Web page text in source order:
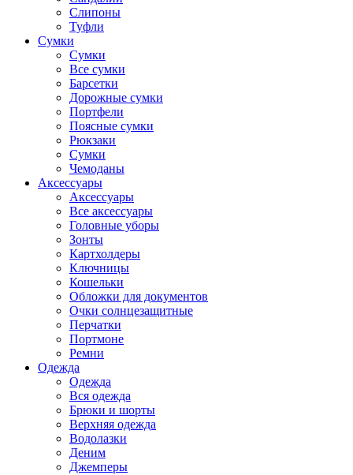
Слипоны
Туфли
Сумки
Сумки
Все сумки
Барсетки
Дорожные сумки
Портфели
Поясные сумки
Рюкзаки
Сумки
Чемоданы
Аксессуары
Аксессуары
Все аксессуары
Головные уборы
Зонты
Картхолдеры
Ключницы
Кошельки
Обложки для документов
Очки солнцезащитные
Перчатки
Портмоне
Ремни
Одежда
Одежда
Вся одежда
Брюки и шорты
Верхняя одежда
Водолазки
Деним
Джемперы